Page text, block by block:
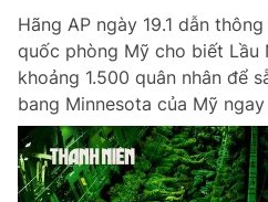
Hãng AP ngày 19.1 dẫn
quốc phòng Mỹ cho biết Lầu
khoảng 1.500 quân nhân để
bang Minnesota của Mỹ